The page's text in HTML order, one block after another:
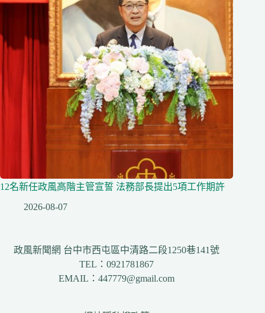
12名新任政風高階主管宣誓 法務部長提出5項工作期許
2026-08-07
政風新聞網 台中市西屯區中清路二段1250巷141號
TEL：0921781867
EMAIL：447779@gmail.com